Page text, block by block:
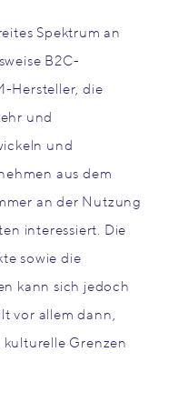
Spektrum an
B2C-
Hersteller, die
und
und
aus dem
an der Nutzung
interessiert. Die
sowie die
kann sich jedoch
vor allem dann,
Grenzen